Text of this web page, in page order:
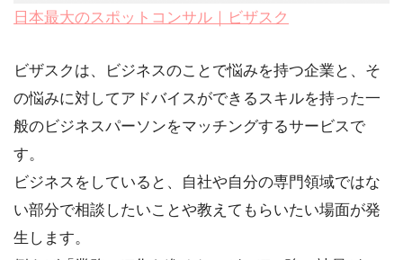
日本最大のスポットコンサル｜ビザスク
ビザスクは、ビジネスのことで悩みを持つ企業と、そ
の悩みに対してアドバイスができるスキルを持った一
般のビジネスパーソンをマッチングするサービスで
す。
ビジネスをしていると、自社や自分の専門領域ではな
い部分で相談したいことや教えてもらいたい場面が発
生します。